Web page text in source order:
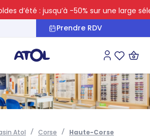
d’été : jusqu’à -50% sur une large
Prendre RDV
Connexion
Atol Corse Haute-Corse